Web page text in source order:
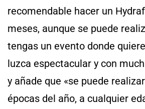
recomendable hacer un
meses, aunque se puede
tengas un evento donde
luzca espectacular y con
y añade que «se puede
épocas del año, a cualquier